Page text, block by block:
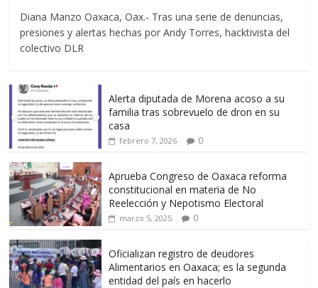
Diana Manzo Oaxaca, Oax.- Tras una serie de denuncias,
presiones y alertas hechas por Andy Torres, hacktivista del
colectivo DLR
Alerta diputada de Morena acoso a su
familia tras sobrevuelo de dron en su
casa
febrero 7, 2026 0
Aprueba Congreso de Oaxaca reforma
constitucional en materia de No
Reelección y Nepotismo Electoral
marzo 5, 2025 0
Oficializan registro de deudores
Alimentarios en Oaxaca; es la segunda
entidad del país en hacerlo